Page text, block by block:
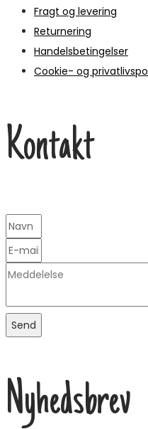
Fragt og levering
Returnering
Handelsbetingelser
Cookie- og
Kontakt
Send
Nyhedsbrev